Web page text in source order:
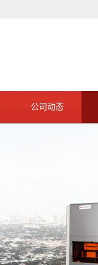
公司动态